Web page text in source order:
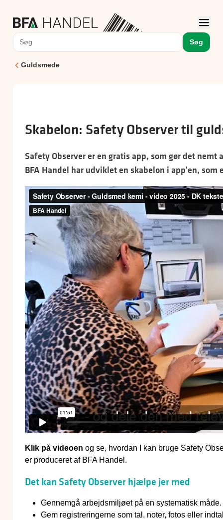
Søg
Guldsmede
Skabelon: Safety Observer til
Safety Observer er en gratis app, som gør det
BFA Handel har udviklet en skabelon i app'en,
Klik på videoen og se, hvordan I kan bruge Safety
er produceret af BFA Handel.
Det kan Safety Observer hjælpe jer med
Gennemgå arbejdsmiljøet på en systematisk
Gem registreringerne som tal, noter, fotos eller